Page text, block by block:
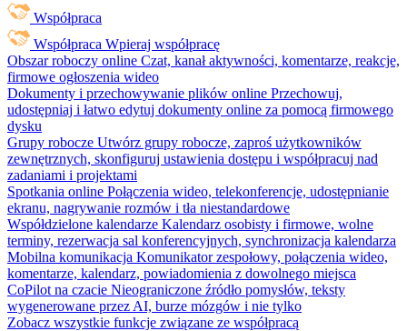
Współpraca
Współpraca Wpieraj współpracę
Obszar roboczy online Czat, kanał aktywności, komentarze, reakcje,
firmowe ogłoszenia wideo
Dokumenty i przechowywanie plików online Przechowuj,
udostępniaj i łatwo edytuj dokumenty online za pomocą firmowego
dysku
Grupy robocze Utwórz grupy robocze, zaproś użytkowników
zewnętrznych, skonfiguruj ustawienia dostępu i współpracuj nad
zadaniami i projektami
Spotkania online Połączenia wideo, telekonferencje, udostępnianie
ekranu, nagrywanie rozmów i tła niestandardowe
Współdzielone kalendarze Kalendarz osobisty i firmowe, wolne
terminy, rezerwacja sal konferencyjnych, synchronizacja kalendarza
Mobilna komunikacja Komunikator zespołowy, połączenia wideo,
komentarze, kalendarz, powiadomienia z dowolnego miejsca
CoPilot na czacie Nieograniczone źródło pomysłów, teksty
wygenerowane przez AI, burze mózgów i nie tylko
Zobacz wszystkie funkcje związane ze współpracą